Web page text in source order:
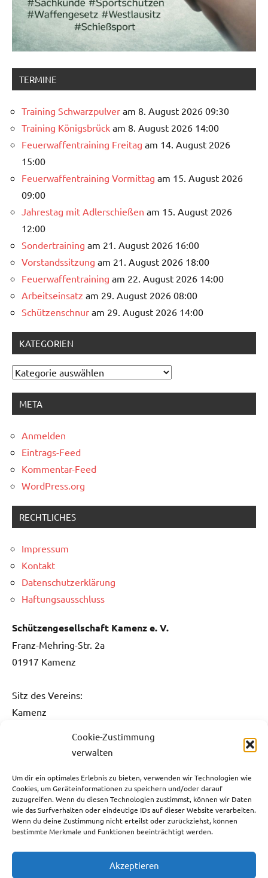
Cookie-Zustimmung
verwalten
Um dir ein optimales Erlebnis zu bieten, verwenden wir Technologien wie
Cookies, um Geräteinformationen zu speichern und/oder darauf
zuzugreifen. Wenn du diesen Technologien zustimmst, können wir Daten
wie das Surfverhalten oder eindeutige IDs auf dieser Website verarbeiten.
Wenn du deine Zustimmung nicht erteilst oder zurückziehst, können
bestimmte Merkmale und Funktionen beeinträchtigt werden.
Akzeptieren
TERMINE
Training Schwarzpulver am 8. August 2026 09:30
Training Königsbrück am 8. August 2026 14:00
Feuerwaffentraining Freitag am 14. August 2026
15:00
Feuerwaffentraining Vormittag am 15. August 2026
09:00
Jahrestag mit Adlerschießen am 15. August 2026
12:00
Sondertraining am 21. August 2026 16:00
Vorstandssitzung am 21. August 2026 18:00
Feuerwaffentraining am 22. August 2026 14:00
Arbeitseinsatz am 29. August 2026 08:00
Schützenschnur am 29. August 2026 14:00
KATEGORIEN
Kategorien
META
Anmelden
Eintrags-Feed
Kommentar-Feed
WordPress.org
RECHTLICHES
Impressum
Kontakt
Datenschutzerklärung
Haftungsausschluss
Schützengesellschaft Kamenz e. V.
Franz-Mehring-Str. 2a
01917 Kamenz
Sitz des Vereins:
Kamenz
Fon: 0151 / 5061 1482
Fax: 03578 / 3736 731
E-Mail:info@sg-kamenz.de
Bankverbindung:
Ostsächsische Sparkasse Dresden
IBAN: DE59 8505 0300 3110 0013 05